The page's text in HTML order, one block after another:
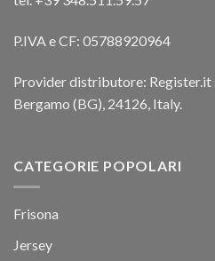
P.IVA e CF: 05788920964
Provider distributore: Register.it
Bergamo (BG), 24126, Italy.
CATEGORIE POPOLARI
Frisona
Jersey